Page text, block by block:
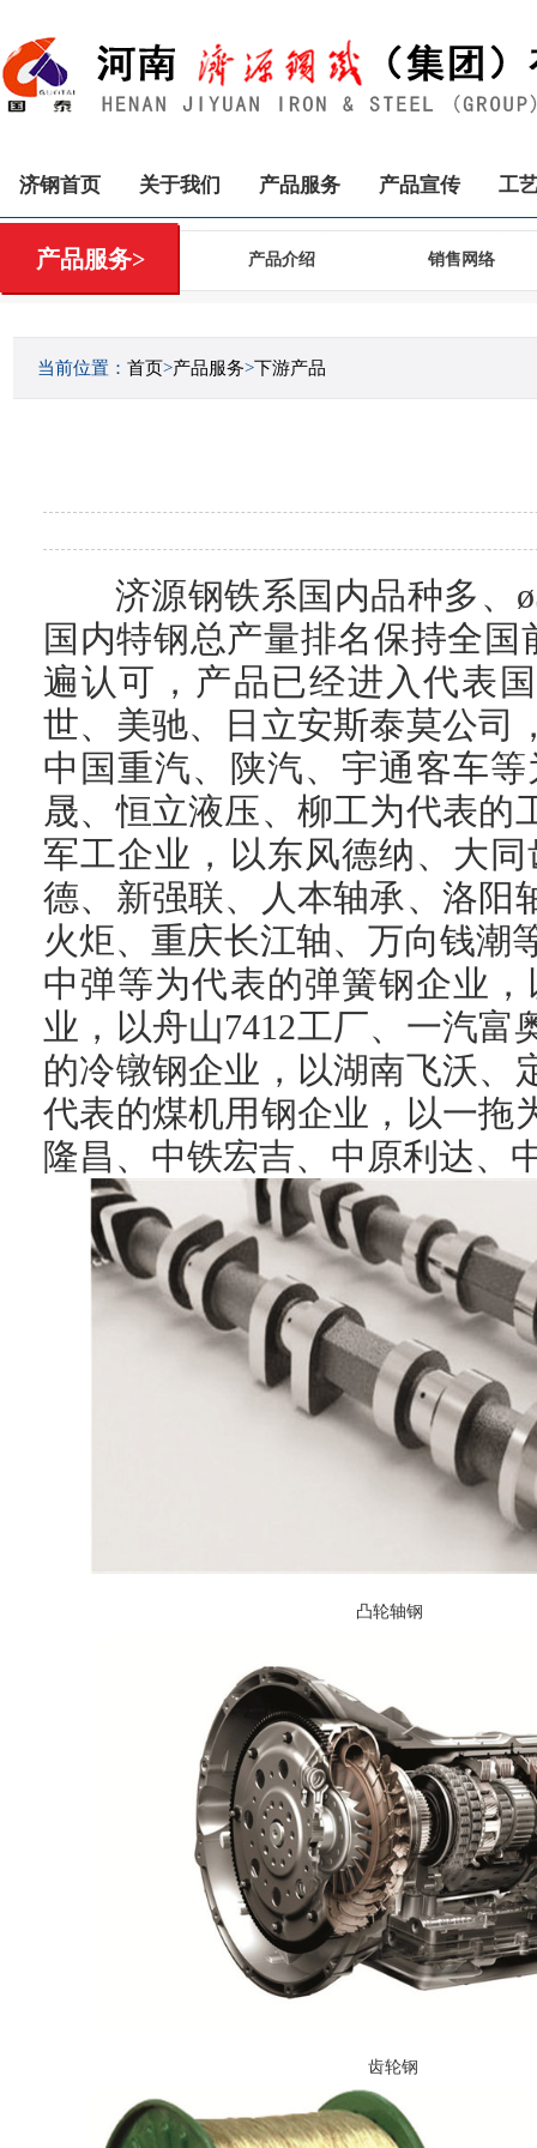
济钢首页 关于我们 产品服务 产品宣传 工
产品服务> 产品介绍 销售网络
当前位置： 首页>产品服务>下游产品
济源钢铁系国内品种多、
国内特钢总产量排名保持全国
遍认可，产品已经进入代表
世、美驰、日立安斯泰莫公司
中国重汽、陕汽、宇通客车
晟、恒立液压、柳工为代表的
军工企业，以东风德纳、大
德、新强联、人本轴承、洛阳
火炬、重庆长江轴、万向钱潮
中弹等为代表的弹簧钢企业
业，以舟山7412工厂、一汽富
的冷镦钢企业，以湖南飞沃、
代表的煤机用钢企业，以一拖
隆昌、中铁宏吉、中原利达、
凸轮轴钢
齿轮钢